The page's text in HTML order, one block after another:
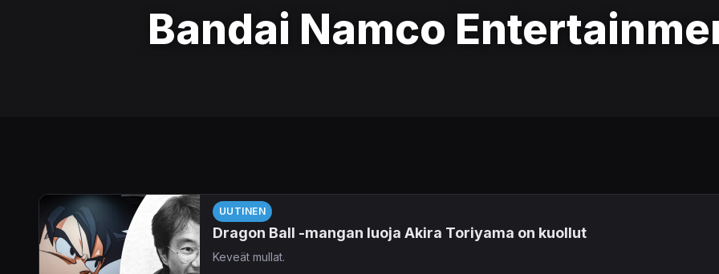
Bandai Namco
UUTINEN
Dragon Ball -mangan luoja Akira Toriyama on kuollut
Keveät mullat.